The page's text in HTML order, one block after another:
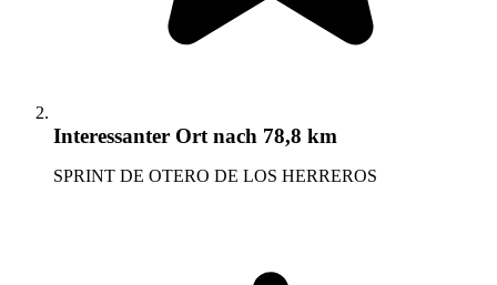
Interessanter Ort nach 78,8 km
SPRINT DE OTERO DE LOS HERREROS